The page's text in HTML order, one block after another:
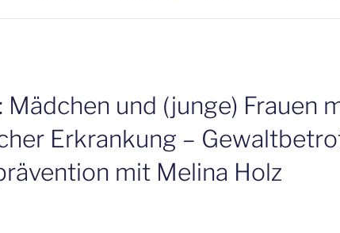
Mädchen und (junge) Frauen
Erkrankung –
mit Melina Holz